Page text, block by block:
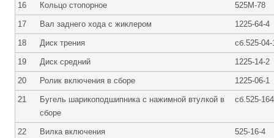
16 Кольцо стопорное 525М-78
17 Вал заднего хода с жиклером 1225-64-4
18 Диск трения сб.525-04-
19 Диск средний 1225-14-2
20 Ролик включения в сборе 1225-06-1
21
Бугель шарикоподшипника с нажимной втулкой в
сборе
сб.525-
22 Вилка включения 525-16-4